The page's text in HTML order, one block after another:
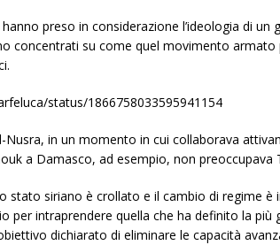
preso in considerazione l’ideologia di
concentrati su come quel movimento
status/1866758033595941154
Nusra, in un momento in cui collaborava
a Damasco, ad esempio, non preoccupava
stato siriano è crollato e il cambio di regime è
per intraprendere quella che ha definito la più
dichiarato di eliminare le capacità